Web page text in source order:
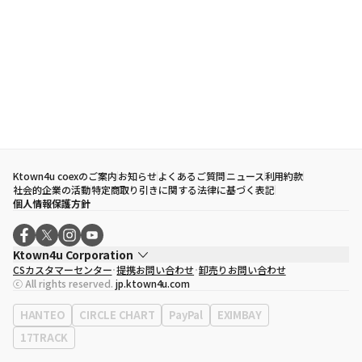
Ktown4u coexのご案内お知らせよくあるご質問ニュース利用約款
社会的企業の活動特定商取り引きに関する法律に基づく表記
個人情報保護方針
Ktown4u Corporation
代表取締役
ソン・ヒョミン
事業者登録番号120-87-71116
eContext
0120-23-7523
事務所住所
ソウル特別市江南区永東大路513、3階(三成洞、coex)
CSカスタマーセンター 提携お問い合わせ 卸売りお問い合わせ
ⓒ All rights reserved. jp.ktown4u.com
HANTEO CIRCLE CHART PayPal
EXIMBAY
17TRACK